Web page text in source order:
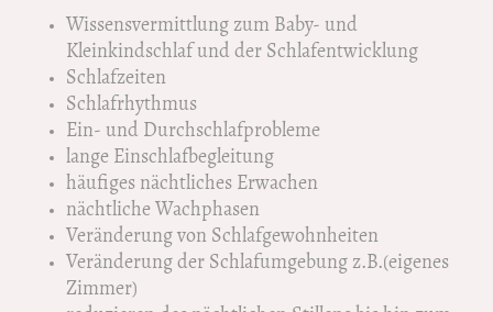
Wissensvermittlung zum Baby- und
Kleinkindschlaf und der Schlafentwicklung
Schlafzeiten
Schlafrhythmus
Ein- und Durchschlafprobleme
lange Einschlafbegleitung
häufiges nächtliches Erwachen
nächtliche Wachphasen
Veränderung von Schlafgewohnheiten
Veränderung der Schlafumgebung z.B.(eigenes
Zimmer)